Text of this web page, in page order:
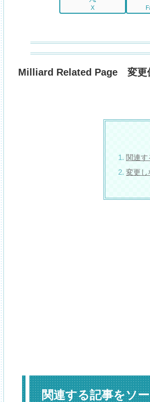
X
Milliard Related Page 変更
関連
変更し
関連する記事をソ